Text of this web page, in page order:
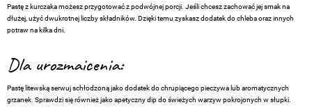
Pastę z kurczaka możesz przygotować z podwójnej porcji. Jeśli chcesz zachować jej smak na
dłużej, użyć dwukrotnej liczby składników. Dzięki temu zyskasz dodatek do chleba oraz innych
potraw na kilka dni.
Dla urozmaicenia:
Pastę litewską serwuj schłodzoną jako dodatek do chrupiącego pieczywa lub aromatycznych
grzanek. Sprawdzi się również jako apetyczny dip do świeżych warzyw pokrojonych w słupki.